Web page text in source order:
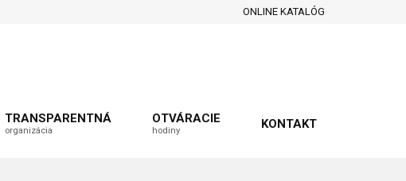
ONLINE KATALÓG
TRANSPARENTNÁ
organizácia
OTVÁRACIE
hodiny KONTAKT